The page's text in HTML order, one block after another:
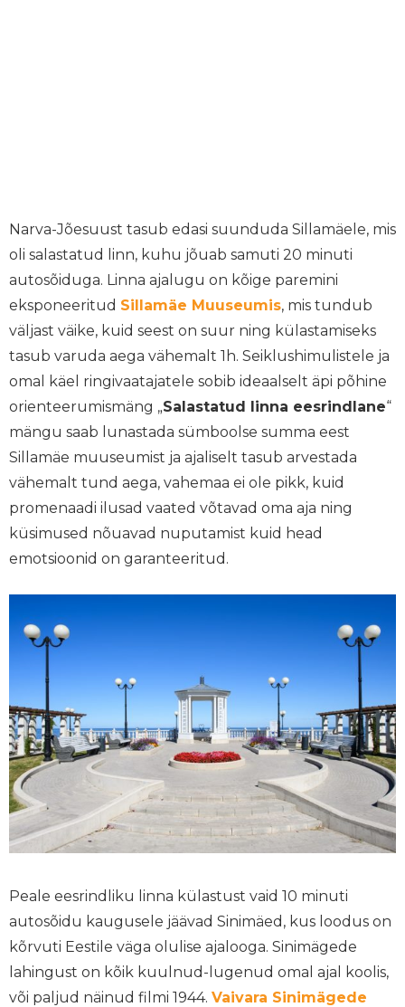
Narva-Jõesuust tasub edasi suunduda Sillamäele, mis
oli salastatud linn, kuhu jõuab samuti 20 minuti
autosõiduga. Linna ajalugu on kõige paremini
eksponeeritud Sillamäe Muuseumis, mis tundub
väljast väike, kuid seest on suur ning külastamiseks
tasub varuda aega vähemalt 1h. Seiklushimulistele ja
omal käel ringivaatajatele sobib ideaalselt äpi põhine
orienteerumismäng „Salastatud linna eesrindlane“
mängu saab lunastada sümboolse summa eest
Sillamäe muuseumist ja ajaliselt tasub arvestada
vähemalt tund aega, vahemaa ei ole pikk, kuid
promenaadi ilusad vaated võtavad oma aja ning
küsimused nõuavad nuputamist kuid head
emotsioonid on garanteeritud.
Peale eesrindliku linna külastust vaid 10 minuti
autosõidu kaugusele jäävad Sinimäed, kus loodus on
kõrvuti Eestile väga olulise ajalooga. Sinimägede
lahingust on kõik kuulnud-lugenud omal ajal koolis,
või paljud näinud filmi 1944. Vaivara Sinimägede